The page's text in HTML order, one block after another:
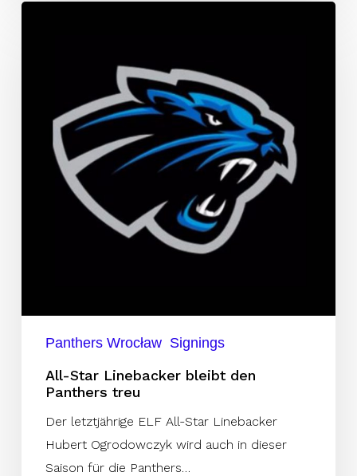
Panthers
Panthers Wrocław Signings
All-Star Linebacker bleibt den
Panthers treu
Der letztjährige ELF All-Star Linebacker
Hubert Ogrodowczyk wird auch in dieser
Saison für die Panthers…